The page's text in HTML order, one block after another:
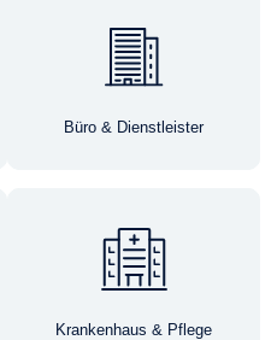
Büro & Dienstleister
Krankenhaus & Pflege